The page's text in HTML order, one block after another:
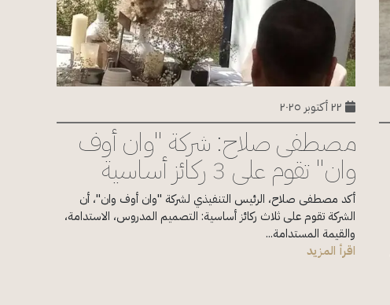
مصطفى صلاح: شركة "وان أوف
وان" تقوم على 3 ركائز أساسية
أكد مصطفى صلاح، الرئيس التنفيذي لشركة "وان أوف وان"، أن
الشركة تقوم على ثلاث ركائز أساسية: التصميم المدروس، الاستدامة،
والقيمة المستدامة...
اقرأ المزيد